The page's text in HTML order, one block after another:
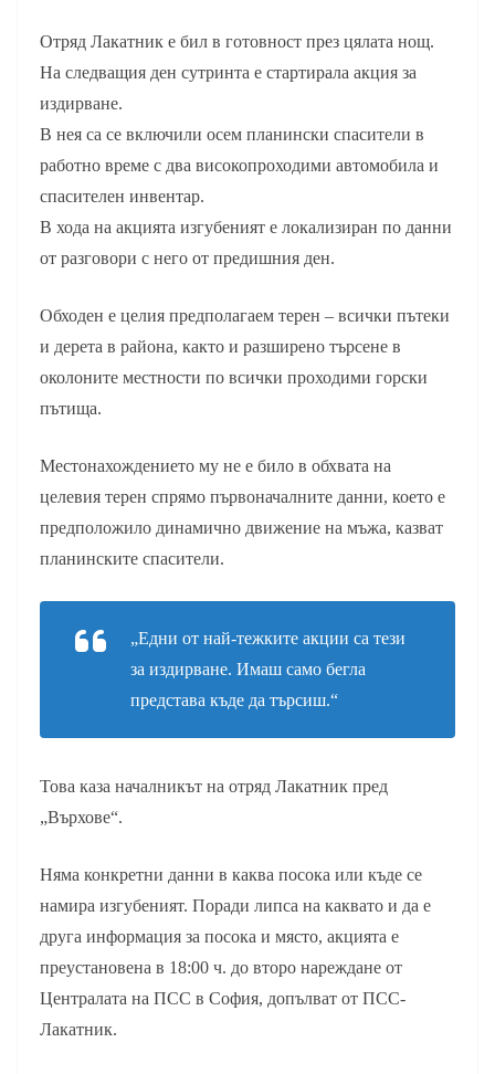
Отряд Лакатник е бил в готовност през цялата нощ.
На следващия ден сутринта е стартирала акция за
издирване.
В нея са се включили осем планински спасители в
работно време с два високопроходими автомобила и
спасителен инвентар.
В хода на акцията изгубеният е локализиран по данни
от разговори с него от предишния ден.
Обходен е целия предполагаем терен – всички пътеки
и дерета в района, както и разширено търсене в
околоните местности по всички проходими горски
пътища.
Местонахождението му не е било в обхвата на
целевия терен спрямо първоначалните данни, което е
предположило динамично движение на мъжа, казват
планинските спасители.
„Едни от най-тежките акции са тези
за издирване. Имаш само бегла
представа къде да търсиш.“
Това каза началникът на отряд Лакатник пред
„Върхове“.
Няма конкретни данни в каква посока или къде се
намира изгубеният. Поради липса на каквато и да е
друга информация за посока и място, акцията е
преустановена в 18:00 ч. до второ нареждане от
Централата на ПСС в София, допълват от ПСС-
Лакатник.